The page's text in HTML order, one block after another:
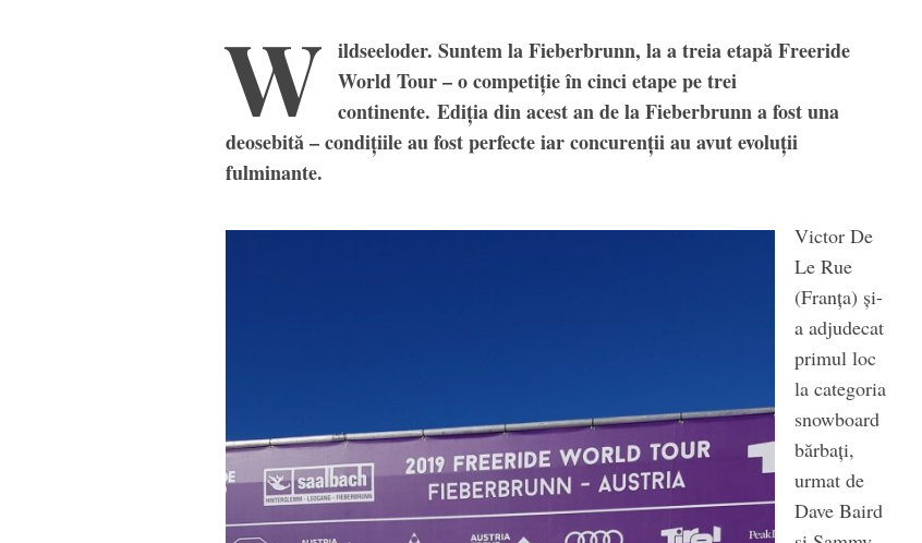
W ildseeloder. Suntem la Fieberbrunn, la a treia etapă Freeride
World Tour – o competiție în cinci etape pe trei
continente. Ediția din acest an de la Fieberbrunn a fost una
deosebită – condițiile au fost perfecte iar concurenții au avut evoluții
fulminante.
Victor De
Le Rue
(Franța) și-
a adjudecat
primul loc
la categoria
snowboard
bărbați,
urmat de
Dave Baird
Editorial
Winter Tour și
reîntâlnirea cu
muntele, la
Transalpina. Next stop:
Buscat